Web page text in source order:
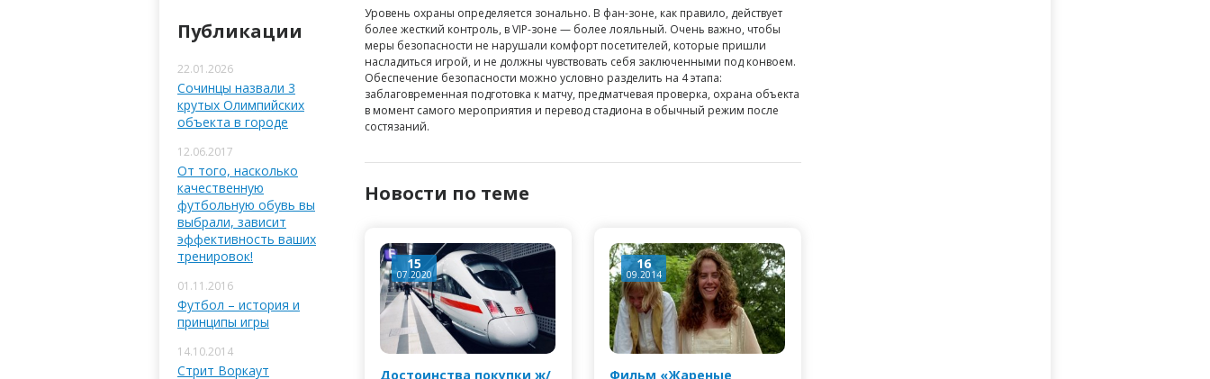
Публикации
22.01.2026
Сочинцы назвали 3
крутых Олимпийских
объекта в городе
12.06.2017
От того, насколько
качественную
футбольную обувь вы
выбрали, зависит
эффективность ваших
тренировок!
01.11.2016
Футбол – история и
принципы игры
14.10.2014
Стрит Воркаут
Уровень охраны определяется зонально. В фан-зоне, как правило, действует
более жесткий контроль, в VIP-зоне — более лояльный. Очень важно, чтобы
меры безопасности не нарушали комфорт посетителей, которые пришли
насладиться игрой, и не должны чувствовать себя заключенными под конвоем.
Обеспечение безопасности можно условно разделить на 4 этапа:
заблаговременная подготовка к матчу, предматчевая проверка, охрана объекта
в момент самого мероприятия и перевод стадиона в обычный режим после
состязаний.
Новости по теме
15
07.2020
Достоинства покупки ж/
16
09.2014
Фильм «Жареные